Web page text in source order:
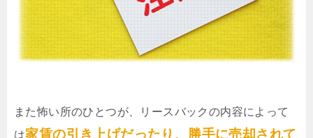
また怖い所のひとつが、リースバックの内容によって
は家賃の引き上げだったり、勝手に売却されて